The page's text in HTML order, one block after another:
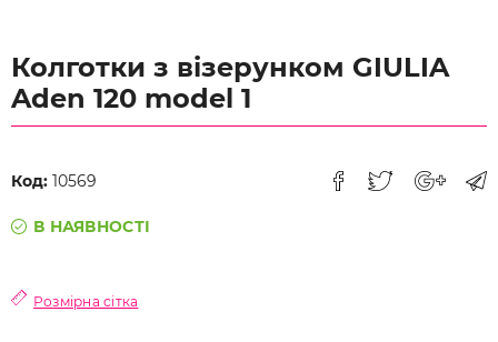
Колготки з візерунком GIULIA
Aden 120 model 1
Код: 10569
В НАЯВНОСТІ
Розмірна сітка